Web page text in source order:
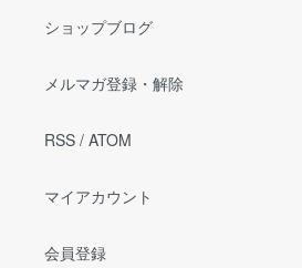
ショップブログ
メルマガ登録・解除
RSS / ATOM
マイアカウント
会員登録